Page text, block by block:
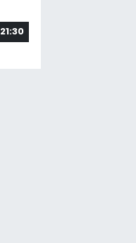
21:30